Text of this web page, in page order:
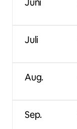
Juli
Aug.
Sep.